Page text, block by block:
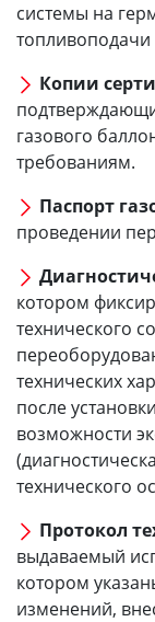
системы на
топливоподачи
Копии
газового
требованиям.
Паспорт
проведении
котором
технического
технических
после
возможности
технического
Протокол
выдаваемый
котором
изменений,